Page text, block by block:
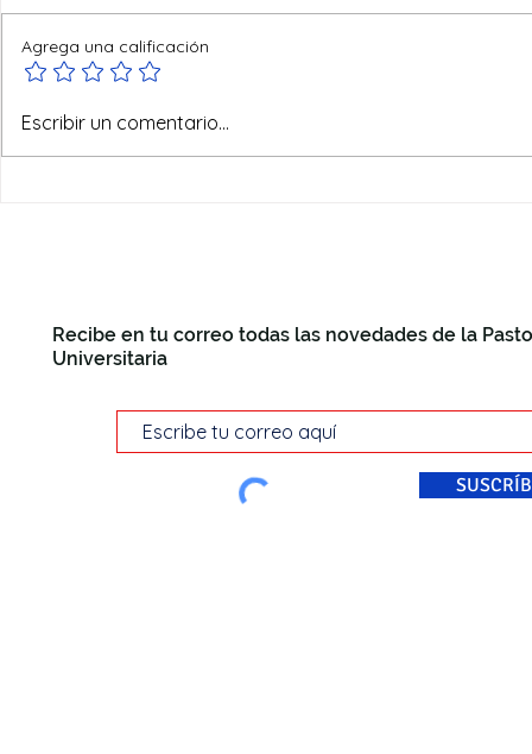
Ofertas de verano
Agrega una calificación
Escribir un comentario...
Recibe en tu correo todas las novedades de la
Universitaria